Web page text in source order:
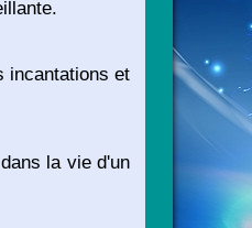
incantations et
la vie d'un